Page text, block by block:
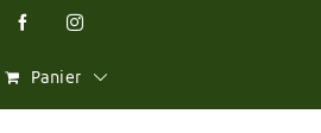
FacebookInstagram
Panier